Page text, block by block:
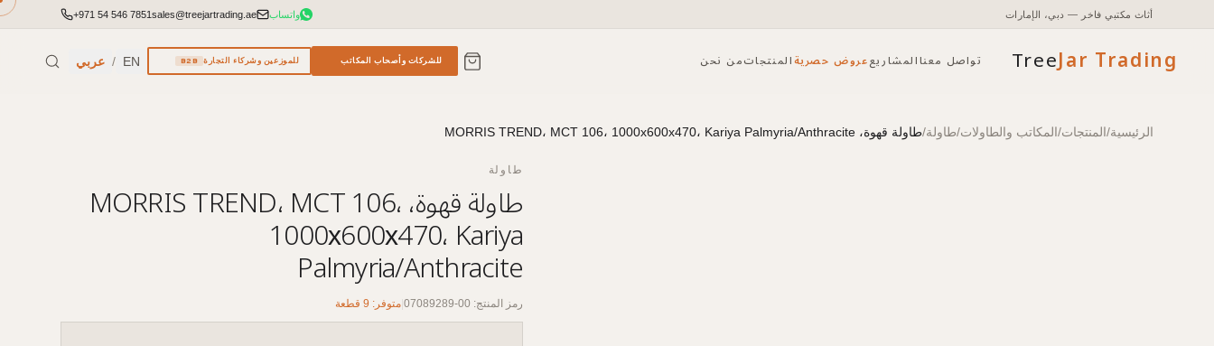
أثاث مكتبي فاخر — دبي، الإمارات +971 54 546 7851sales@treejartrading.ae واتساب
TreeJar Trading من نحنالمنتجاتعروض حصريةالمشاريعتواصل معنا للشركات وأصحاب المكاتب للموزعين وشركاء التجارة B2B
EN
/ عربي
الرئيسية/المنتجات/المكاتب والطاولات/طاولة/طاولة قهوة، MORRIS TREND، MCT 106، 1000х600х470، Kariya Palmyria/Anthracite
طاولة
طاولة قهوة، MORRIS TREND، MCT 106،
1000х600х470، Kariya
Palmyria/Anthracite
رمز المنتج: 00-07089289 | متوفر: 9 قطعة